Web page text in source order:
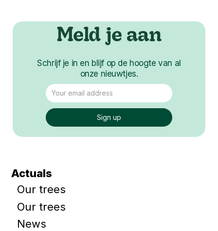
Meld je aan
Schrijf je in en blijf op de hoogte van al
onze nieuwtjes.
Actuals
Our trees
Our trees
News